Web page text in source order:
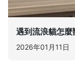
遇到流浪貓怎
2026年01月11日